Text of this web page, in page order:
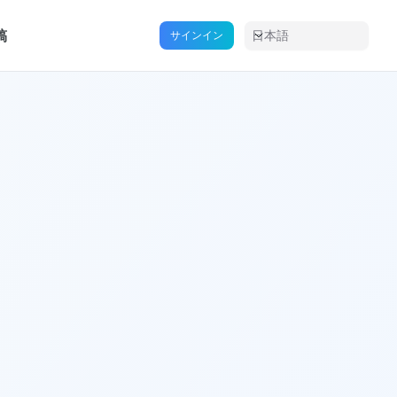
サインイン 日本語